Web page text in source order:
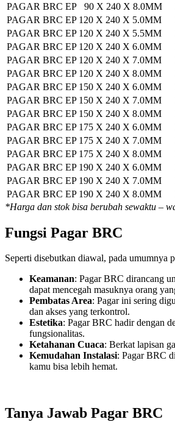
PAGAR BRC EP 90 X 240 X 8.0MM
PAGAR BRC EP 120 X 240 X 5.0MM
PAGAR BRC EP 120 X 240 X 5.5MM
PAGAR BRC EP 120 X 240 X 6.0MM
PAGAR BRC EP 120 X 240 X 7.0MM
PAGAR BRC EP 120 X 240 X 8.0MM
PAGAR BRC EP 150 X 240 X 6.0MM
PAGAR BRC EP 150 X 240 X 7.0MM
PAGAR BRC EP 150 X 240 X 8.0MM
PAGAR BRC EP 175 X 240 X 6.0MM
PAGAR BRC EP 175 X 240 X 7.0MM
PAGAR BRC EP 175 X 240 X 8.0MM
PAGAR BRC EP 190 X 240 X 6.0MM
PAGAR BRC EP 190 X 240 X 7.0MM
PAGAR BRC EP 190 X 240 X 8.0MM
*Harga dan stok bisa berubah sewaktu –
Fungsi Pagar BRC
Seperti disebutkan diawal, pada umumnya
Keamanan: Pagar BRC dirancang
dapat mencegah masuknya orang
Pembatas Area: Pagar ini sering
dan akses yang terkontrol.
Estetika: Pagar BRC hadir dengan
fungsionalitas.
Ketahanan Cuaca: Berkat lapisan
Kemudahan Instalasi: Pagar BRC
kamu bisa lebih hemat.
Tanya Jawab Pagar BRC